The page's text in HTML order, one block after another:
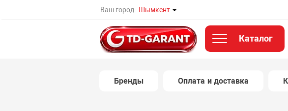
Ваш город: Шымкент
Каталог
Бренды Оплата и доставка